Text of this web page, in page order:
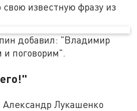
известную фразу из
добавил: "Владимир
поговорим".
Александр Лукашенко